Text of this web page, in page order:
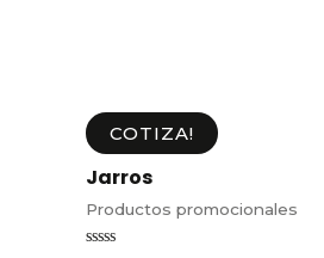
COTIZA!
Jarros
Productos promocionales